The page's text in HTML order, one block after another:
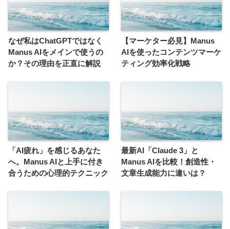
なぜ私はChatGPTではなく
Manus AIをメインで使うの
か？その理由を正直に解説
【マーケター必見】Manus
AIを使ったコンテンツマーケ
ティング効率化戦略
「AI疲れ」を感じるあなた
へ。Manus AIと上手に付き
合うための心理的テクニック
最新AI「Claude 3」と
Manus AIを比較！創造性・
文章生成能力に違いは？